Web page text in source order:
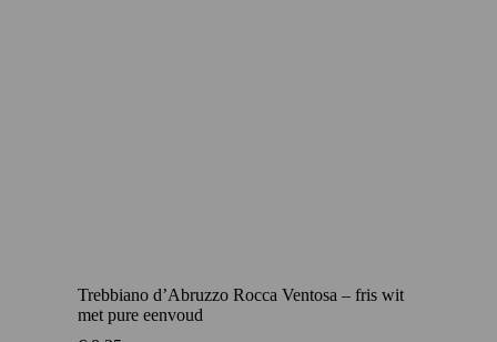
Trebbiano d’Abruzzo Rocca Ventosa – fris wit
met pure eenvoud